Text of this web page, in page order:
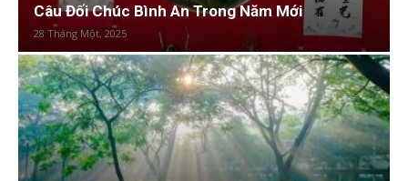
Câu Đối Chúc Bình An Trong Năm Mới
28 Tháng Một, 2025